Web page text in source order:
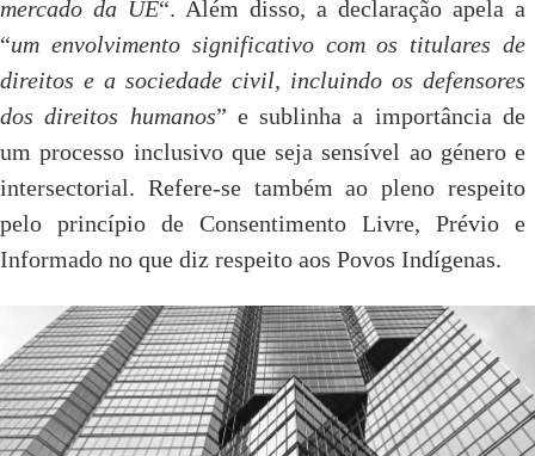
mercado da UE“. Além disso, a declaração apela a
“um envolvimento significativo com os titulares de
direitos e a sociedade civil, incluindo os defensores
dos direitos humanos” e sublinha a importância de
um processo inclusivo que seja sensível ao género e
intersectorial. Refere-se também ao pleno respeito
pelo princípio de Consentimento Livre, Prévio e
Informado no que diz respeito aos Povos Indígenas.